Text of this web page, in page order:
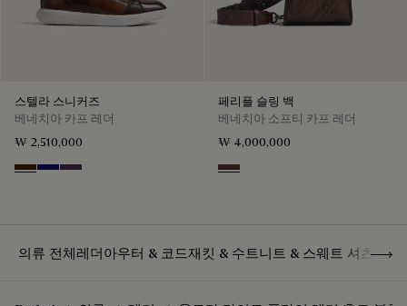
스텔라 스니커즈
베네치아 카프 레더
₩ 2,510,000
Marrone Intenso
Abisso
Plum
페리플 슬링 백
베네치아 소프티 카프 레더
₩ 4,000,000
Soft Brown
의류 전체레더아우터 & 코드재킷 & 수트니트 & 스웨트 셔츠셔츠